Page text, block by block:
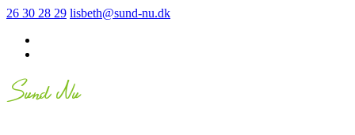
26 30 28 29 lisbeth@sund-nu.dk